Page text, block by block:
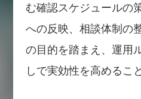
む確認スケジュールの
への反映、相談体制の
の目的を踏まえ、運用
しで実効性を高めるこ